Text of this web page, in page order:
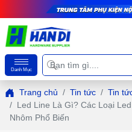
Danh Mục
Trang chủ Tin tức
Tin
Led Line Là Gì? Các Loại
Nhôm Phổ Biến